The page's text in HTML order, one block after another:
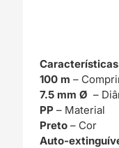
100 m –
7.5 mm Ø –
PP– Material
Preto– Cor
Auto-